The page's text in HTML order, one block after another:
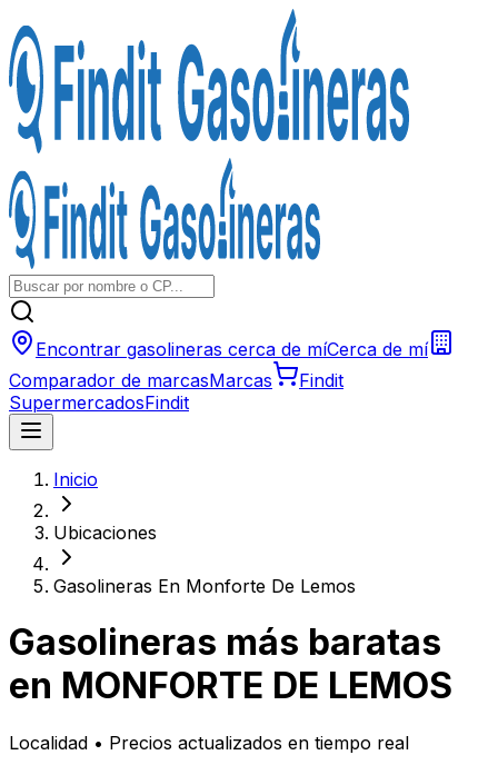
Encontrar gasolineras cerca de míCerca de mí
Comparador de marcasMarcas
Findit
SupermercadosFindit
Inicio
Ubicaciones
Gasolineras En Monforte De Lemos
Gasolineras más baratas
en MONFORTE DE LEMOS
Localidad • Precios actualizados en tiempo real